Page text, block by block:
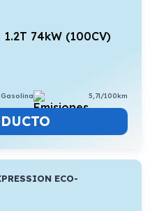
Gasolina 5,7l/100km
ECO-